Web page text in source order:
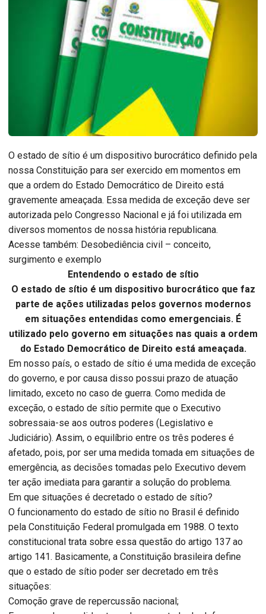
O estado de sítio é um dispositivo burocrático definido pela
nossa Constituição para ser exercido em momentos em
que a ordem do Estado Democrático de Direito está
gravemente ameaçada. Essa medida de exceção deve ser
autorizada pelo Congresso Nacional e já foi utilizada em
diversos momentos de nossa história republicana.
Acesse também: Desobediência civil – conceito,
surgimento e exemplo
Entendendo o estado de sítio
O estado de sítio é um dispositivo burocrático que faz
parte de ações utilizadas pelos governos modernos
em situações entendidas como emergenciais. É
utilizado pelo governo em situações nas quais a ordem
do Estado Democrático de Direito está ameaçada.
Em nosso país, o estado de sítio é uma medida de exceção
do governo, e por causa disso possui prazo de atuação
limitado, exceto no caso de guerra. Como medida de
exceção, o estado de sítio permite que o Executivo
sobressaia-se aos outros poderes (Legislativo e
Judiciário). Assim, o equilíbrio entre os três poderes é
afetado, pois, por ser uma medida tomada em situações de
emergência, as decisões tomadas pelo Executivo devem
ter ação imediata para garantir a solução do problema.
Em que situações é decretado o estado de sítio?
O funcionamento do estado de sítio no Brasil é definido
pela Constituição Federal promulgada em 1988. O texto
constitucional trata sobre essa questão do artigo 137 ao
artigo 141. Basicamente, a Constituição brasileira define
que o estado de sítio poder ser decretado em três
situações:
Comoção grave de repercussão nacional;